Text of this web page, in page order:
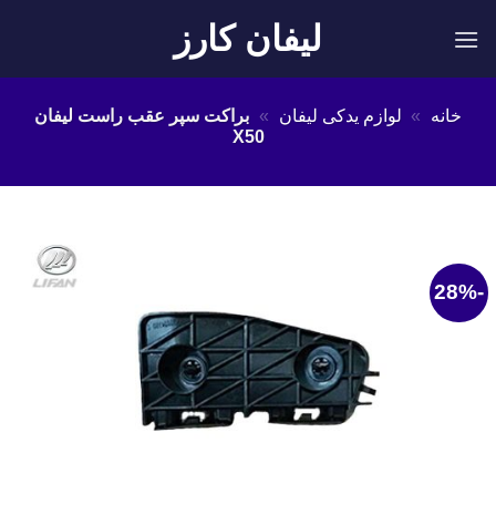
لیفان کارز
خانه » لوازم یدکی لیفان » براکت سپر عقب راست لیفان
X50
-28%